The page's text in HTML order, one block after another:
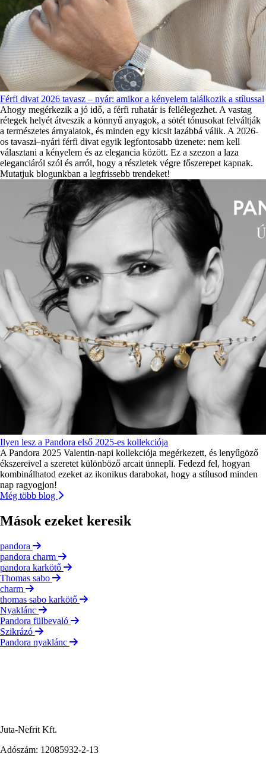
Férfi divat 2026 tavasz – nyár: amikor a kényelem találkozik a stílussal
Ahogy megérkezik a jó idő, a férfi ruhatár is fellélegezhet. A vastag
rétegek helyét átveszik a könnyű anyagok, a sötét tónusokat felváltják
a természetes árnyalatok, és minden egy kicsit lazábbá válik. A 2026-
os tavaszi–nyári férfi divat egyik legfontosabb üzenete: nem kell
választani a kényelem és az elegancia között. Ez a szezon a laza
eleganciáról szól és arról, hogy a részletek végre főszerepet kapnak.
Mutatjuk blogunkban a legfrissebb trendeket!
Ilyen lesz a Pandora első 2025-es kollekciója
A Pandora 2025 Valentin-napi kollekciója megérkezett, és lenyűgöző
ékszereivel a szeretet különböző arcait ünnepli. Fedezd fel, hogyan
kombinálhatod ezeket az ikonikus darabokat, hogy a stílusod minden
nap ragyogjon!
Még több blog
Mások ezeket keresik
pandora
pandora charm
pandora karkötő
Thomas sabo
charm
thomas sabo karkötő
Nyaklánc
Pandora fülbevaló
Szikrázó
Pandora nyaklánc
Juta-Nefrit Kft.
Adószám: 12085932-2-13